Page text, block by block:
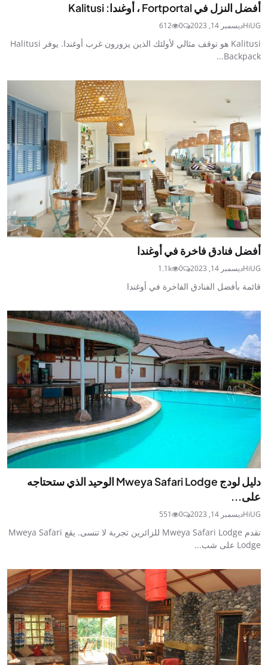
أفضل النزل في Fortportal ، أوغندا: Kalitusi
HiUGديسمبر 14, 2023 0
612
Kalitusi هو توقف مثالي لأولئك الذين يزورون غرب أوغندا. يوفر Halitusi
Backpack...
أفضل فنادق فاخرة في أوغندا
HiUGديسمبر 14, 2023 0
1.1k
قائمة بأفضل الفنادق الفاخرة في أوغندا
دليل لودج Mweya Safari Lodge الوحيد الذي ستحتاجه
على...
HiUGديسمبر 14, 2023 0
551
تقدم Mweya Safari Lodge للزائرين تجربة لا تنسى. يقع Mweya Safari
Lodge على شب...